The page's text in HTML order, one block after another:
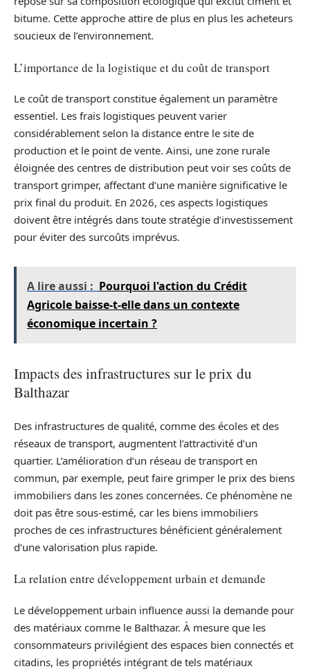
bitume. Cette approche attire de plus en plus les acheteurs
soucieux de l’environnement.
L’importance de la logistique et du coût de transport
Le coût de transport constitue également un paramètre
essentiel. Les frais logistiques peuvent varier
considérablement selon la distance entre le site de
production et le point de vente. Ainsi, une zone rurale
éloignée des centres de distribution peut voir ses coûts de
transport grimper, affectant d’une manière significative le
prix final du produit. En 2026, ces aspects logistiques
doivent être intégrés dans toute stratégie d’investissement
pour éviter des surcoûts imprévus.
A lire aussi : Pourquoi l'action du Crédit
Agricole baisse-t-elle dans un contexte
économique incertain ?
Impacts des infrastructures sur le prix du
Balthazar
Des infrastructures de qualité, comme des écoles et des
réseaux de transport, augmentent l’attractivité d’un
quartier. L’amélioration d’un réseau de transport en
commun, par exemple, peut faire grimper le prix des biens
immobiliers dans les zones concernées. Ce phénomène ne
doit pas être sous-estimé, car les biens immobiliers
proches de ces infrastructures bénéficient généralement
d’une valorisation plus rapide.
La relation entre développement urbain et demande
Le développement urbain influence aussi la demande pour
des matériaux comme le Balthazar. À mesure que les
consommateurs privilégient des espaces bien connectés et
citadins, les propriétés intégrant de tels matériaux